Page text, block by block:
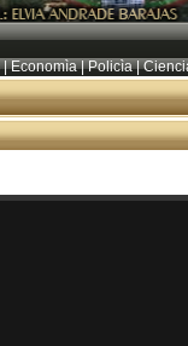
|Economìa|Policìa|